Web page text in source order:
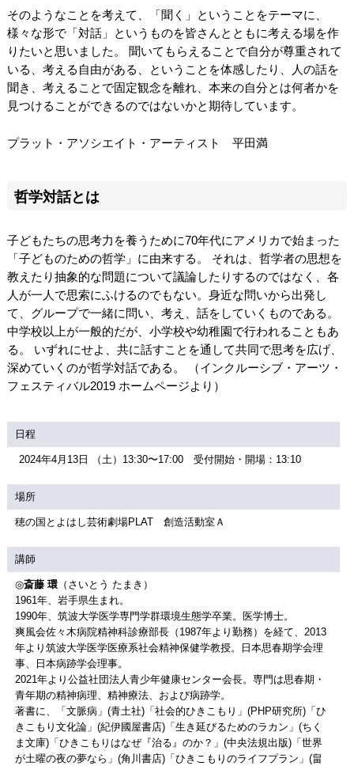
そのようなことを考えて、「聞く」ということをテーマに、
様々な形で「対話」というものを皆さんとともに考える場を作
りたいと思いました。 聞いてもらえることで自分が尊重されて
いる、考える自由がある、ということを体感したり、人の話を
聞き、考えることで固定観念を離れ、本来の自分とは何者かを
見つけることができるのではないかと期待しています。
プラット・アソシエイト・アーティスト 平田満
哲学対話とは
子どもたちの思考力を養うために70年代にアメリカで始まった
「子どものための哲学」に由来する。 それは、哲学者の思想を
教えたり抽象的な問題について議論したりするのではなく、各
人が一人で思索にふけるのでもない。身近な問いから出発し
て、グループで一緒に問い、考え、話をしていくものである。
中学校以上が一般的だが、小学校や幼稚園で行われることもあ
る。 いずれにせよ、共に話すことを通して共同で思考を広げ、
深めていくのが哲学対話である。 （インクルーシブ・アーツ・
フェスティバル2019 ホームページより）
日程
2024年4月13日 （土）13:30〜17:00 受付開始・開場：13:10
場所
穂の国とよはし芸術劇場PLAT 創造活動室Ａ
講師
◎斎藤 環（さいとう たまき）
1961年、岩手県生まれ。
1990年、筑波大学医学専門学群環境生態学卒業。医学博士。
爽風会佐々木病院精神科診療部長（1987年より勤務）を経て、2013
年より筑波大学医学医療系社会精神保健学教授。日本思春期学会理
事、日本病跡学会理事。
2021年より公益社団法人青少年健康センター会長。専門は思春期・
青年期の精神病理、精神療法、および病跡学。
著書に、「文脈病」(青土社)「社会的ひきこもり」(PHP研究所)「ひ
きこもり文化論」(紀伊國屋書店)「生き延びるためのラカン」(ちく
ま文庫)「ひきこもりはなぜ『治る』のか？」(中央法規出版)「世界
が土曜の夜の夢なら」(角川書店)「ひきこもりのライフプラン」(畠